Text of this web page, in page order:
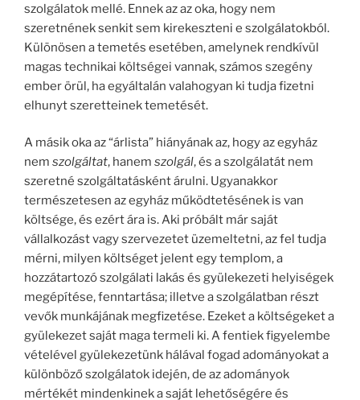
szolgálatok mellé. Ennek az az oka, hogy nem
szeretnének senkit sem kirekeszteni e szolgálatokból.
Különösen a temetés esetében, amelynek rendkívül
magas technikai költségei vannak, számos szegény
ember örül, ha egyáltalán valahogyan ki tudja fizetni
elhunyt szeretteinek temetését.
A másik oka az “árlista” hiányának az, hogy az egyház
nem szolgáltat, hanem szolgál, és a szolgálatát nem
szeretné szolgáltatásként árulni. Ugyanakkor
természetesen az egyház működtetésének is van
költsége, és ezért ára is. Aki próbált már saját
vállalkozást vagy szervezetet üzemeltetni, az fel tudja
mérni, milyen költséget jelent egy templom, a
hozzátartozó szolgálati lakás és gyülekezeti helyiségek
megépítése, fenntartása; illetve a szolgálatban részt
vevők munkájának megfizetése. Ezeket a költségeket a
gyülekezet saját maga termeli ki. A fentiek figyelembe
vételével gyülekezetünk hálával fogad adományokat a
különböző szolgálatok idején, de az adományok
mértékét mindenkinek a saját lehetőségére és